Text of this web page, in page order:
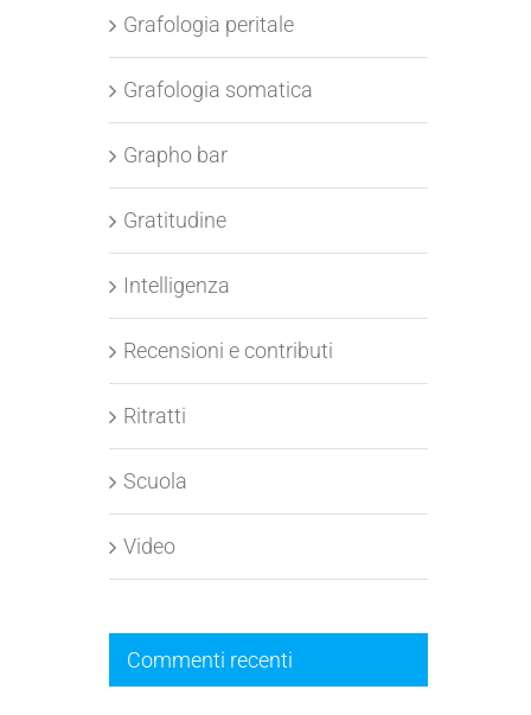
Grafologia peritale
Grafologia somatica
Grapho bar
Gratitudine
Intelligenza
Recensioni e contributi
Ritratti
Scuola
Video
Commenti recenti